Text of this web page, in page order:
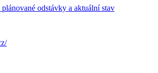
odstávky a aktuální stav